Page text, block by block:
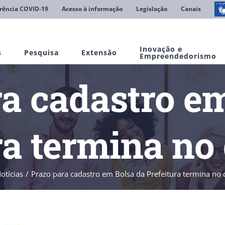
COVID-19 Acesso à informação Legislação Canais
Pesquisa Extensão Inovação e
Empreendedorismo
cadastro
termina no
Prazo para cadastro em Bolsa da Prefeitura termina no